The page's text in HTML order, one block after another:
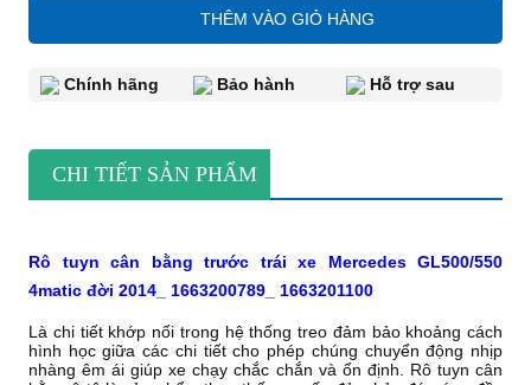
THÊM VÀO GIỎ HÀNG
Chính hãng Bảo hành Hỗ trợ sau
CHI TIẾT SẢN PHẨM
Rô tuyn cân bằng trước trái xe Mercedes GL500/550
4matic đời 2014_ 1663200789_ 1663201100
Là chi tiết khớp nối trong hệ thống treo đảm bảo khoảng cách
hình học giữa các chi tiết cho phép chúng chuyển động nhịp
nhàng êm ái giúp xe chạy chắc chắn và ổn định. Rô tuyn cân